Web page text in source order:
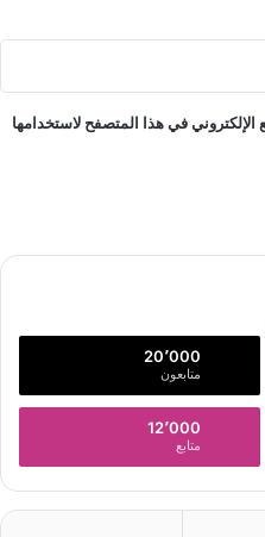
في هذا المتصفح لاستخدامها
20٬000
متابعون
12٬000
متابع